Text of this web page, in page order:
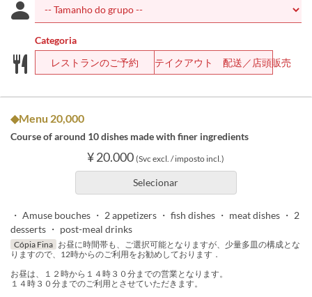
Categoria
レストランのご予約
テイクアウト 配送／店頭販売
◆Menu 20,000
Course of around 10 dishes made with finer ingredients
¥ 20.000 (Svc excl. / imposto incl.)
Selecionar
・ Amuse bouches ・ 2 appetizers ・ fish dishes ・ meat dishes ・ 2
desserts ・ post-meal drinks
Cópia Fina お昼に時間帯も、ご選択可能となりますが、少量多皿の構成とな
りますので、12時からのご利用をお勧めしております．
お昼は、１２時から１４時３０分までの営業となります。
１４時３０分までのご利用とさせていただきます。